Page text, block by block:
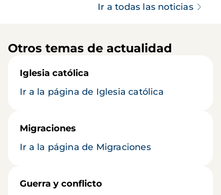
Ir a todas las noticias
Otros temas de actualidad
Iglesia católica
Ir a la página de Iglesia católica
Migraciones
Ir a la página de Migraciones
Guerra y conflicto